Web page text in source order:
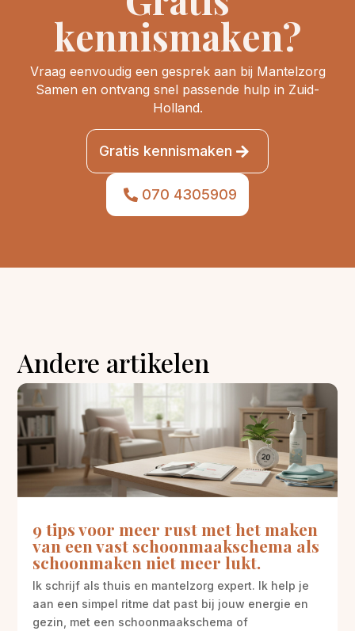
kennismaken?
Vraag eenvoudig een gesprek aan bij Mantelzorg
Samen en ontvang snel passende hulp in Zuid-
Holland.
Gratis kennismaken
070 4305909
Andere artikelen
9 tips voor meer rust met het maken
van een vast schoonmaakschema als
schoonmaken niet meer lukt.
Ik schrijf als thuis en mantelzorg expert. Ik help je
aan een simpel ritme dat past bij jouw energie en
gezin, met een schoonmaakschema of